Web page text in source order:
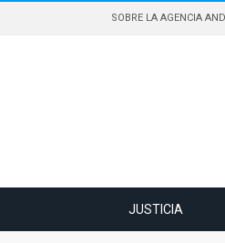
SOBRE LA AGENCIA
JUSTICIA